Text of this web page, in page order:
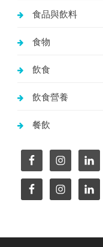
食品與飲料
食物
飲食
飲食營養
餐飲